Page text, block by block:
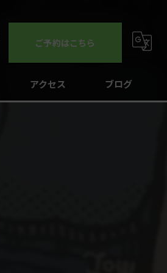
ご予約はこちら
アクセス ブログ